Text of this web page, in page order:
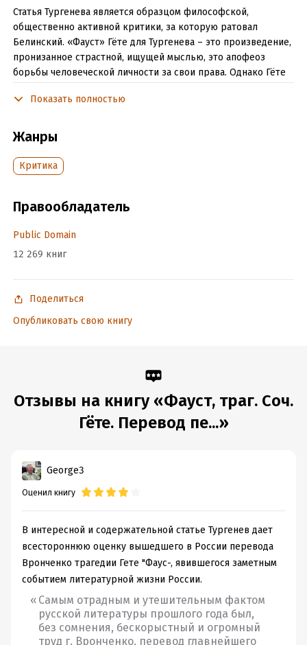
Статья Тургенева является образцом философской,
общественно активной критики, за которую ратовал
Белинский. «Фауст» Гёте для Тургенева – это произведение,
пронизанное страстной, ищущей мыслью, это апофеоз
борьбы человеческой личности за свои права. Однако Гёте
жизни узкой сферой «лично-человеческого», и в этом
считая, что задачей исторического прогресса является не
счастье отдельной человеческой личности, но уничтожение
всякой возможности нищих на земле.
Подробная информация
Дата написания:
Показать полностью
Жанры
Критика
Правообладатель
Public Domain
12 269 книг
Поделиться
Опубликовать свою книгу
Отзывы на книгу «Фауст, траг. Соч.
Гёте. Перевод пе...»
George3
Оценил книгу
В интересной и содержательной статье Тургенев дает
всестороннюю оценку вышедшего в России перевода
Вронченко трагедии Гете "Фаус-, явившегося заметным
событием литературной жизни России.
Самым отрадным и утешительным фактом
русской литературы прошлого года был,
без сомнения, бескорыстный и огромный
труд г. Вронченко, перевод главнейшего